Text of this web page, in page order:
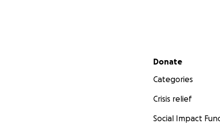
Secondary menu
Donate
Categories
Crisis relief
Social Impact